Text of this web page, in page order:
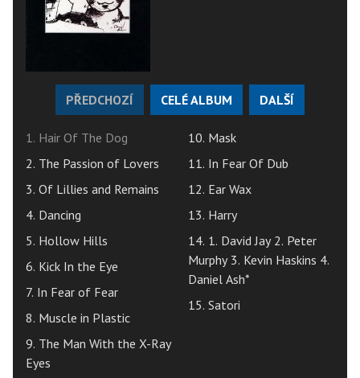
PŘEDCHOZÍ CELÉ ALBUM DALŠÍ
1. Hair Of The Dog
2. The Passion of Lovers
3. Of Lillies and Remains
4. Dancing
5. Hollow Hills
6. Kick In the Eye
7. In Fear of Fear
8. Muscle in Plastic
9. The Man With the X-Ray
Eyes
10. Mask
11. In Fear Of Dub
12. Ear Wax
13. Harry
14. 1. David Jay 2. Peter
Murphy 3. Kevin Haskins 4.
Daniel Ash*
15. Satori